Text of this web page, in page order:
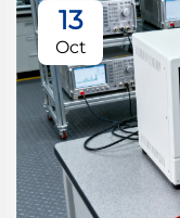
13
Oct